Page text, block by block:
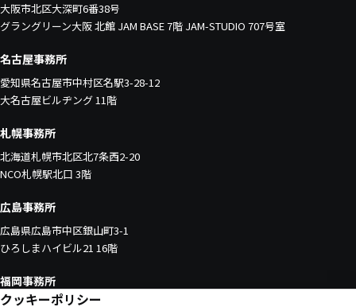
大阪市北区大深町6番38号
グラングリーン大阪 北館 JAM BASE 7階 JAM-STUDIO 707号室
名古屋事務所
愛知県名古屋市中村区名駅3-28-12
大名古屋ビルヂング 11階
札幌事務所
北海道札幌市北区北7条西2-20
NCO札幌駅北口 3階
広島事務所
広島県広島市中区銀山町3-1
ひろしまハイビル21 16階
福岡事務所
クッキーポリシー